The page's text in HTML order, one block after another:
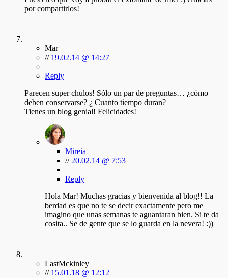
por compartirlos!
Mar
// 19.02.14 @ 14:27
Reply
Parecen super chulos! Sólo un par de preguntas… ¿cómo
deben conservarse? ¿ Cuanto tiempo duran?
Tienes un blog genial! Felicidades!
Mireia
// 20.02.14 @ 7:53
Reply
Hola Mar! Muchas gracias y bienvenida al blog!! La
berdad es que no te se decir exactamente pero me
imagino que unas semanas te aguantaran bien. Si te da
cosita.. Se de gente que se lo guarda en la nevera! :))
LastMckinley
// 15.01.18 @ 12:12